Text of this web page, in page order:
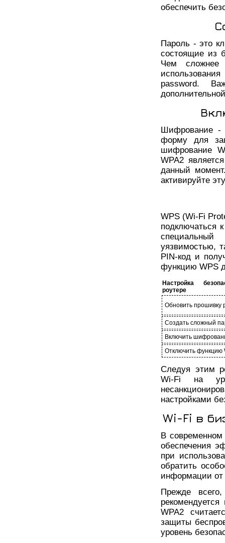
обеспечить
Пароль - это
состоящие из
Чем сложнее
password.
Шифрование -
форму для
шифрование
WPA2
данный
активируйте
WPS (Wi-Fi
подключаться
уязвимостью,
PIN-код и
функцию WPS
Настройка
роутере
Обновить прошивку
Создать сложный
Включить
Отключить функцию
Следуя этим
Wi-Fi на
настройками
Wi-Fi в
В
обеспечения
при
обратить
информации от
Прежде
WPA2
защиты
уровень